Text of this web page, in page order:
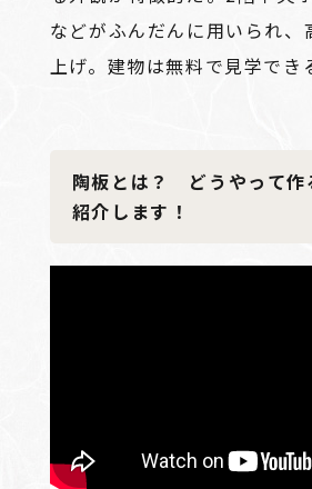
などがふんだんに用いられ、
上げ。建物は無料で見学でき
陶板とは？ どうやって
紹介します！